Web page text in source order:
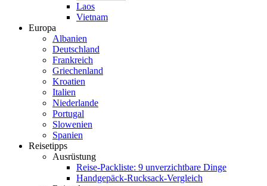
Laos
Vietnam
Europa
Albanien
Deutschland
Frankreich
Griechenland
Kroatien
Italien
Niederlande
Portugal
Slowenien
Spanien
Reisetipps
Ausrüstung
Reise-Packliste: 9 unverzichtbare Dinge
Handgepäck-Rucksack-Vergleich